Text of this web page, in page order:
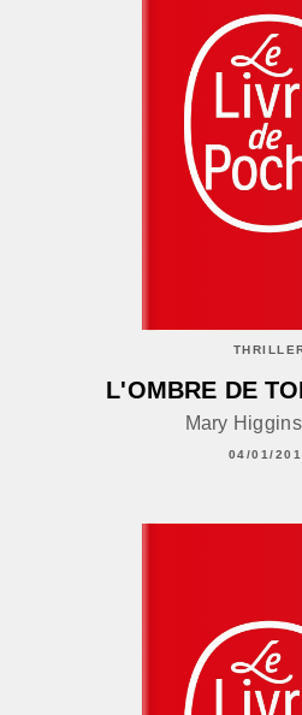
L'OMBRE DE
Mary
04/01/